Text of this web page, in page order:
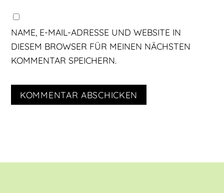
NAME, E-MAIL-ADRESSE UND WEBSITE IN
DIESEM BROWSER FÜR MEINEN NÄCHSTEN
KOMMENTAR SPEICHERN.